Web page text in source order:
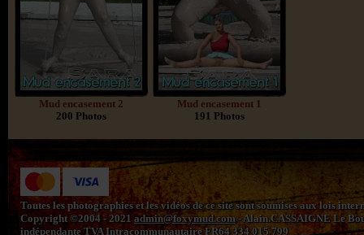
Mud encasement 2
200 Photos
Mud encasement 1
191 Photos
Toutes les photographies et les vidéos de ce site sont soumises aux lois
Copyright ©2004 - 2021admin@foxymud.com- Alain.CASSAIGNE Le
indépendante TVA Intracommunautaire FR64 334 015 799